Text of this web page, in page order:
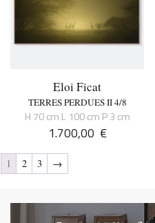
Eloi Ficat
TERRES PERDUES II 4/8
H 70 cm L 100 cm P 3 cm
1.700,00 €
1 2 3 →